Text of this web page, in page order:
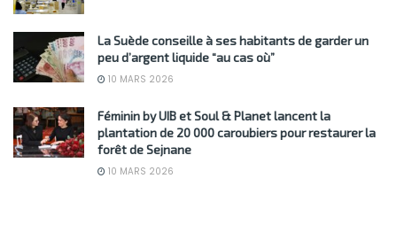
La Suède conseille à ses habitants de garder un
peu d’argent liquide “au cas où”
10 MARS 2026
Féminin by UIB et Soul & Planet lancent la
plantation de 20 000 caroubiers pour restaurer la
forêt de Sejnane
10 MARS 2026